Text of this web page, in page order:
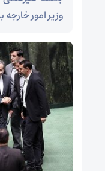
وزیر امور خارجه